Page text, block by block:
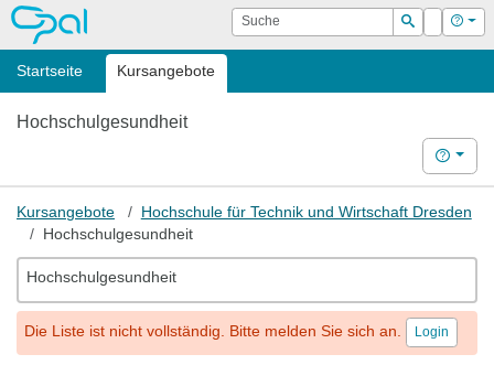
OPAL Suche
Suchen
Login Hilfe
Startseite Kursangebote
Hochschulgesundheit
Hilfe
Kursangebote
Hochschule für Technik und Wirtschaft Dresden
Hochschulgesundheit
Hochschulgesundheit
Die Liste ist nicht vollständig. Bitte melden Sie sich an. Login